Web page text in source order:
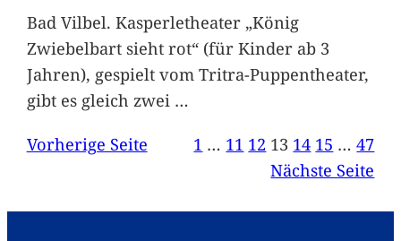
Bad Vilbel. Kasperletheater „König
Zwiebelbart sieht rot“ (für Kinder ab 3
Jahren), gespielt vom Tritra-Puppentheater,
gibt es gleich zwei …
Vorherige Seite
1 … 11 12 13 14 15 … 47
Nächste Seite